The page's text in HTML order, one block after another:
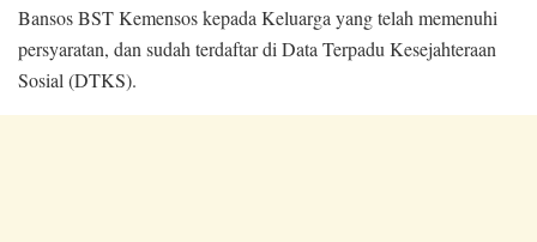
Bansos BST Kemensos kepada Keluarga yang telah memenuhi
persyaratan, dan sudah terdaftar di Data Terpadu Kesejahteraan
Sosial (DTKS).